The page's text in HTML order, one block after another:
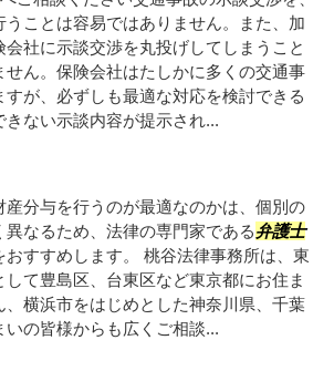
ことは容易ではありません。また、加
会社に示談交渉を丸投げしてしまうこと
せん。保険会社はたしかに多くの交通事
が、必ずしも最適な対応を検討できる
きない示談内容が提示され...
産分与を行うのが最適なのかは、個別の
なるため、法律の専門家である弁護士
おすすめします。 桃谷法律事務所は、東
て豊島区、台東区など東京都にお住ま
、横浜市をはじめとした神奈川県、千葉
いの皆様からも広くご相談...